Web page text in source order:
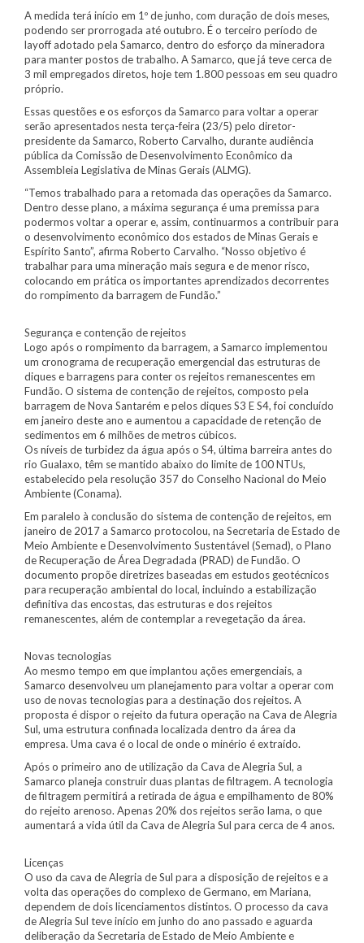
A medida terá início em 1º de junho, com duração de dois meses,
podendo ser prorrogada até outubro. É o terceiro período de
layoff adotado pela Samarco, dentro do esforço da mineradora
para manter postos de trabalho. A Samarco, que já teve cerca de
3 mil empregados diretos, hoje tem 1.800 pessoas em seu quadro
próprio.
Essas questões e os esforços da Samarco para voltar a operar
serão apresentados nesta terça-feira (23/5) pelo diretor-
presidente da Samarco, Roberto Carvalho, durante audiência
pública da Comissão de Desenvolvimento Econômico da
Assembleia Legislativa de Minas Gerais (ALMG).
“Temos trabalhado para a retomada das operações da Samarco.
Dentro desse plano, a máxima segurança é uma premissa para
podermos voltar a operar e, assim, continuarmos a contribuir para
o desenvolvimento econômico dos estados de Minas Gerais e
Espírito Santo”, afirma Roberto Carvalho. “Nosso objetivo é
trabalhar para uma mineração mais segura e de menor risco,
colocando em prática os importantes aprendizados decorrentes
do rompimento da barragem de Fundão.”
Segurança e contenção de rejeitos
Logo após o rompimento da barragem, a Samarco implementou
um cronograma de recuperação emergencial das estruturas de
diques e barragens para conter os rejeitos remanescentes em
Fundão. O sistema de contenção de rejeitos, composto pela
barragem de Nova Santarém e pelos diques S3 E S4, foi concluído
em janeiro deste ano e aumentou a capacidade de retenção de
sedimentos em 6 milhões de metros cúbicos.
Os níveis de turbidez da água após o S4, última barreira antes do
rio Gualaxo, têm se mantido abaixo do limite de 100 NTUs,
estabelecido pela resolução 357 do Conselho Nacional do Meio
Ambiente (Conama).
Em paralelo à conclusão do sistema de contenção de rejeitos, em
janeiro de 2017 a Samarco protocolou, na Secretaria de Estado de
Meio Ambiente e Desenvolvimento Sustentável (Semad), o Plano
de Recuperação de Área Degradada (PRAD) de Fundão. O
documento propõe diretrizes baseadas em estudos geotécnicos
para recuperação ambiental do local, incluindo a estabilização
definitiva das encostas, das estruturas e dos rejeitos
remanescentes, além de contemplar a revegetação da área.
Novas tecnologias
Ao mesmo tempo em que implantou ações emergenciais, a
Samarco desenvolveu um planejamento para voltar a operar com
uso de novas tecnologias para a destinação dos rejeitos. A
proposta é dispor o rejeito da futura operação na Cava de Alegria
Sul, uma estrutura confinada localizada dentro da área da
empresa. Uma cava é o local de onde o minério é extraído.
Após o primeiro ano de utilização da Cava de Alegria Sul, a
Samarco planeja construir duas plantas de filtragem. A tecnologia
de filtragem permitirá a retirada de água e empilhamento de 80%
do rejeito arenoso. Apenas 20% dos rejeitos serão lama, o que
aumentará a vida útil da Cava de Alegria Sul para cerca de 4 anos.
Licenças
O uso da cava de Alegria de Sul para a disposição de rejeitos e a
volta das operações do complexo de Germano, em Mariana,
dependem de dois licenciamentos distintos. O processo da cava
de Alegria Sul teve início em junho do ano passado e aguarda
deliberação da Secretaria de Estado de Meio Ambiente e